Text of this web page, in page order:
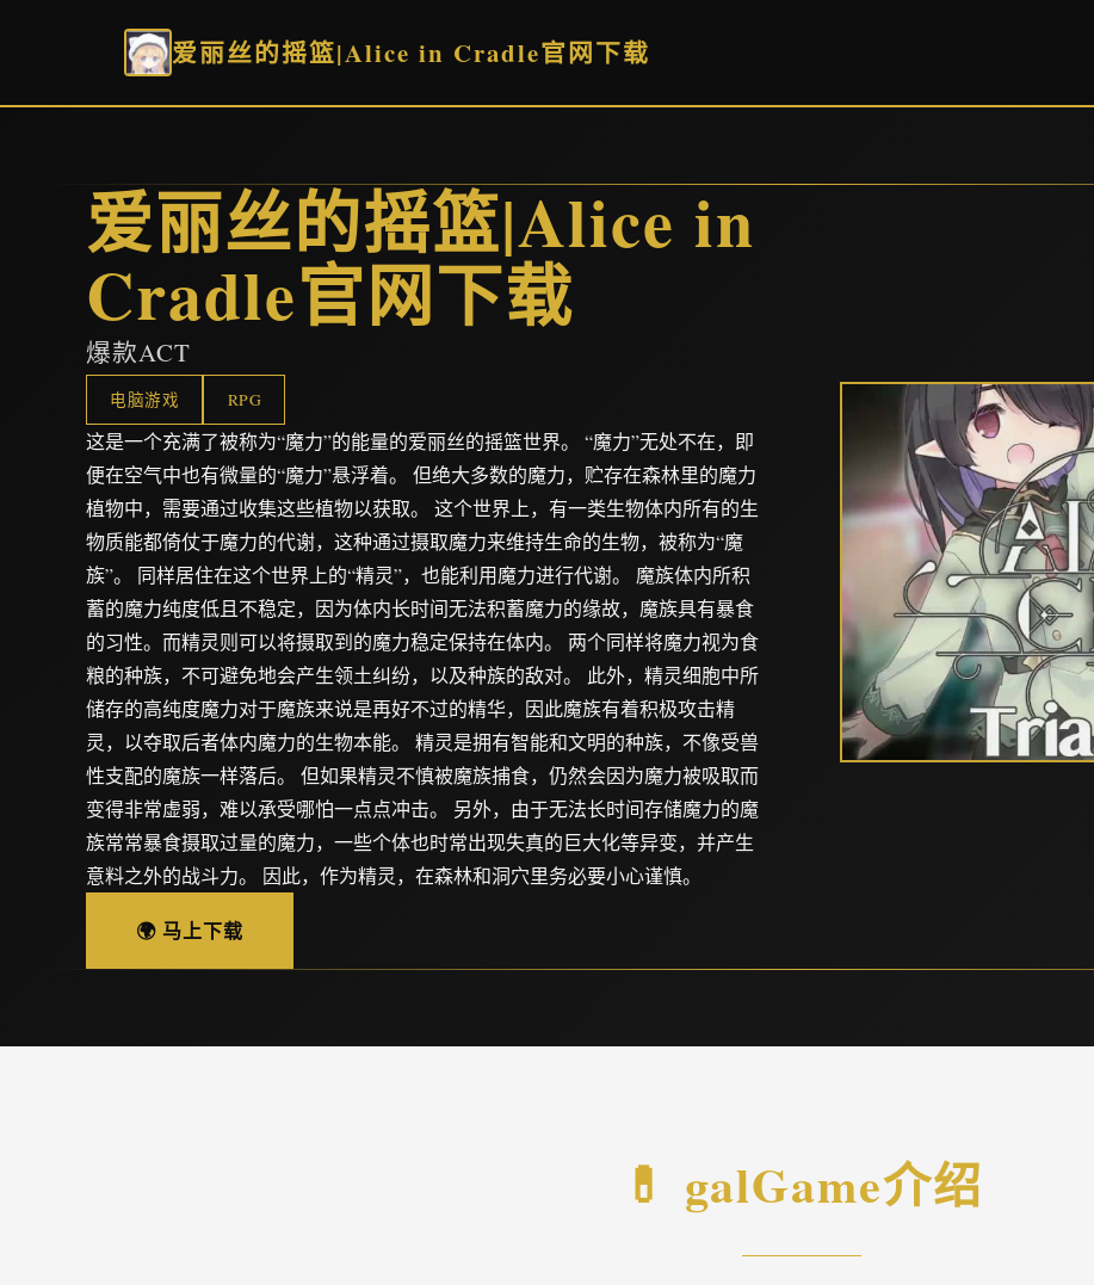
爱丽丝的摇篮|Alice in Cradle官网下载
爱丽丝的摇篮|Alice in
Cradle官网下载
爆款ACT
电脑游戏 RPG
这是一个充满了被称为“魔力”的能量的爱丽丝的摇篮世界。 “魔力”无处不在，即
便在空气中也有微量的“魔力”悬浮着。 但绝大多数的魔力，贮存在森林里的魔力
植物中，需要通过收集这些植物以获取。 这个世界上，有一类生物体内所有的生
物质能都倚仗于魔力的代谢，这种通过摄取魔力来维持生命的生物，被称为“魔
族”。 同样居住在这个世界上的“精灵”，也能利用魔力进行代谢。 魔族体内所积
蓄的魔力纯度低且不稳定，因为体内长时间无法积蓄魔力的缘故，魔族具有暴食
的习性。而精灵则可以将摄取到的魔力稳定保持在体内。 两个同样将魔力视为食
粮的种族，不可避免地会产生领土纠纷，以及种族的敌对。 此外，精灵细胞中所
储存的高纯度魔力对于魔族来说是再好不过的精华，因此魔族有着积极攻击精
灵，以夺取后者体内魔力的生物本能。 精灵是拥有智能和文明的种族，不像受兽
性支配的魔族一样落后。 但如果精灵不慎被魔族捕食，仍然会因为魔力被吸取而
变得非常虚弱，难以承受哪怕一点点冲击。 另外，由于无法长时间存储魔力的魔
族常常暴食摄取过量的魔力，一些个体也时常出现失真的巨大化等异变，并产生
意料之外的战斗力。 因此，作为精灵，在森林和洞穴里务必要小心谨慎。
🌍 马上下载
💊 galGame介绍